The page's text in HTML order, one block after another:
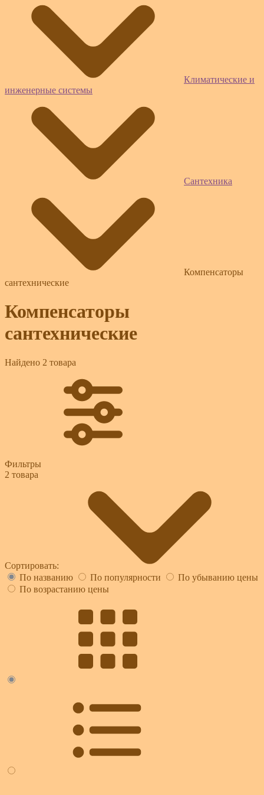
Климатические и
инженерные системы
Сантехника
Компенсаторы
сантехнические
Компенсаторы
сантехнические
Найдено 2 товара
Фильтры
2 товара
Сортировать:
По названию
По популярности
По убыванию цены
По возрастанию цены